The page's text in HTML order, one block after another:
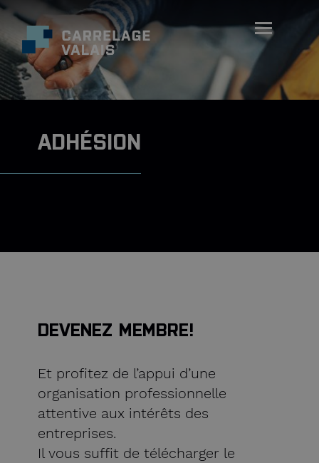
ADHÉSION
DEVENEZ MEMBRE!
Et profitez de l’appui d’une
organisation professionnelle
attentive aux intérêts des
entreprises.
Il vous suffit de télécharger le